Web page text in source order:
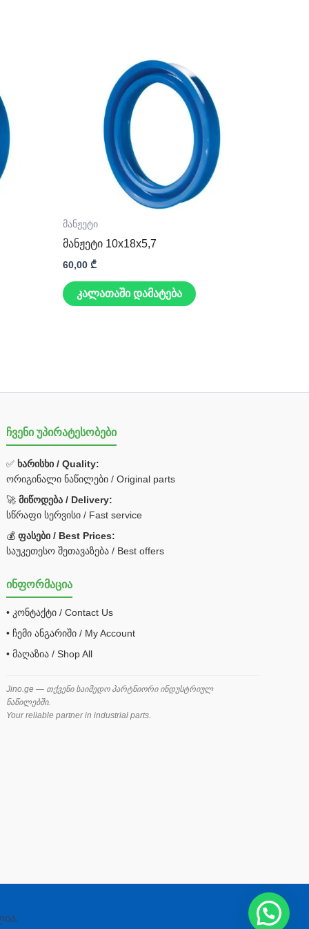
მანჟეტი
მანჟეტი 10x18x5,7
60,00 ₾
კალათაში დამატება
ჩვენი უპირატესობები
✅ ხარისხი / Quality:
ორიგინალი ნაწილები / Original parts
🚀მიწოდება / Delivery:
სწრაფი სერვისი / Fast service
💰ფასები / Best Prices:
საუკეთესო შეთავაზება / Best offers
ინფორმაცია
• კონტაქტი / Contact Us
• ჩემი ანგარიში / My Account
• მაღაზია / Shop All
Jino.ge — თქვენი საიმედო პარტნიორი ინდუსტრიულ
ნაწილებში.
Your reliable partner in industrial parts.